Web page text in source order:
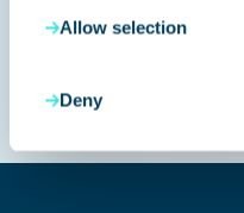
Allow selection
Deny
integrarse con